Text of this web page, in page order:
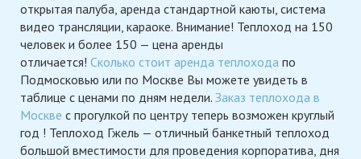
открытая палуба, аренда стандартной каюты, система
видео трансляции, караоке. Внимание! Теплоход на 150
человек и более 150 — цена аренды
отличается! Сколько стоит аренда теплохода по
Подмосковью или по Москве Вы можете увидеть в
таблице с ценами по дням недели. Заказ теплохода в
Москве с прогулкой по центру теперь возможен круглый
год ! Теплоход Гжель — отличный банкетный теплоход
большой вместимости для проведения корпоратива, дня